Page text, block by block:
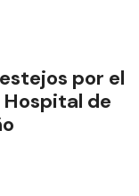
por el
de